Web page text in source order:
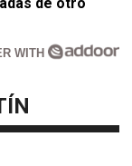
WITH